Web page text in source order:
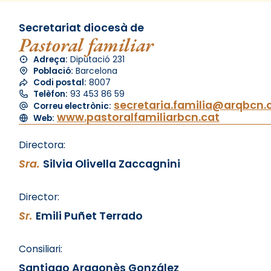
Secretariat diocesà de
Pastoral familiar
Adreça: Diputació 231
Població: Barcelona
Codi postal: 8007
Telèfon: 93 453 86 59
Correu electrònic:
Web: www.pastoralfamiliarbcn.cat
Directora:
Sra. Silvia Olivella Zaccagnini
Director:
Sr. Emili Puñet Terrado
Consiliari:
Santiago Aragonès González